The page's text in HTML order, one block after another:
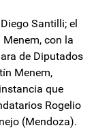
Santilli; el
Menem, con la
de Diputados
Menem,
que
Rogelio
(Mendoza).